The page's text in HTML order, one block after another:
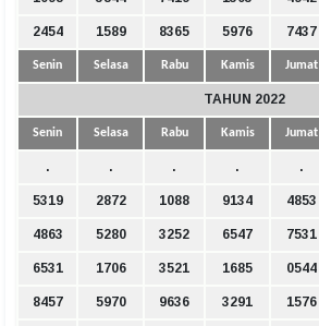
2454 1589 8365 5976 7437
Senin Selasa Rabu Kamis Jumat
TAHUN 2022
Senin Selasa Rabu Kamis Jumat
. . . . .
5319 2872 1088 9134 4853
4863 5280 3252 6547 7531
6531 1706 3521 1685 0544
8457 5970 9636 3291 1576